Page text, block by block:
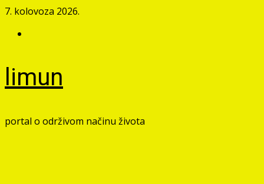
Skip
content
7. kolovoza 2026.
limun
portal o održivom načinu života